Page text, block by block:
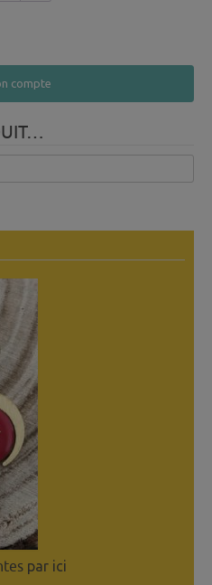
compte
par ici